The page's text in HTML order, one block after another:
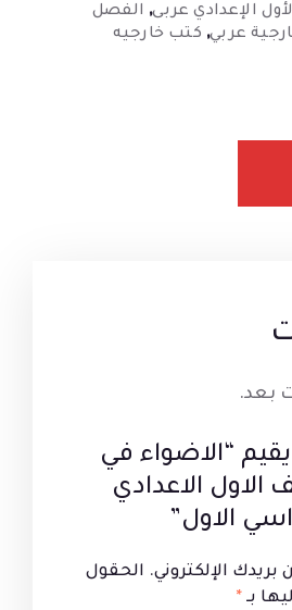
الإعدادي عربى, الفصل
عربي, كتب خارجيه
بعد.
“الاضواء في
الاول الاعدادي
الاول”
الإلكتروني. الحقول
بـ *